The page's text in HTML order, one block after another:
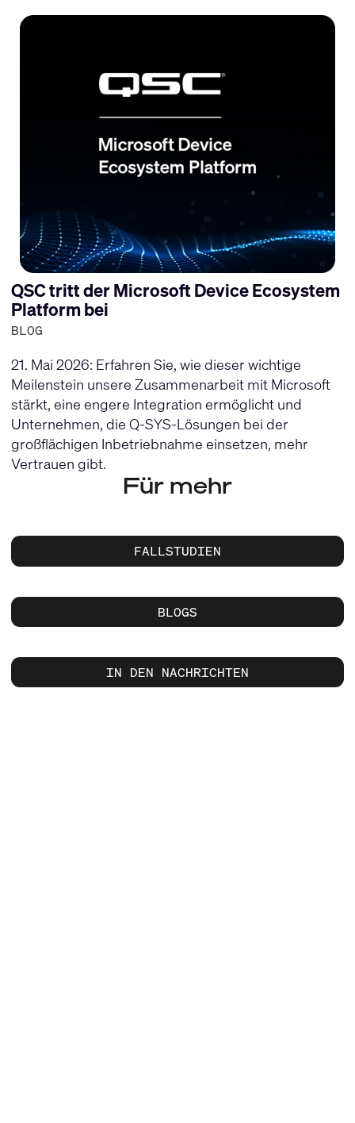
QSC tritt der Microsoft Device Ecosystem
Platform bei
BLOG
21. Mai 2026: Erfahren Sie, wie dieser wichtige
Meilenstein unsere Zusammenarbeit mit Microsoft
stärkt, eine engere Integration ermöglicht und
Unternehmen, die Q-SYS-Lösungen bei der
großflächigen Inbetriebnahme einsetzen, mehr
Vertrauen gibt.
Für mehr
FALLSTUDIEN
BLOGS
IN DEN NACHRICHTEN